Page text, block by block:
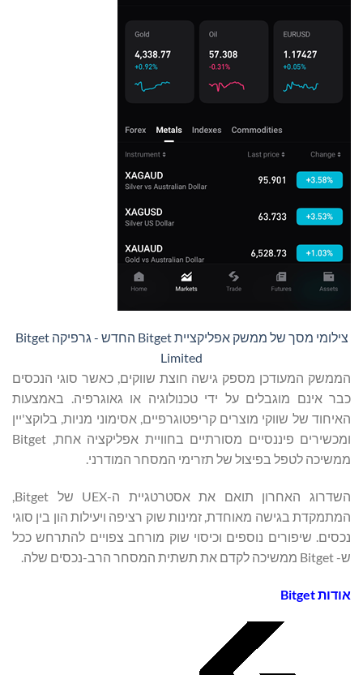
צילומי מסך של ממשק אפליקציית Bitget החדש - גרפיקה Bitget
Limited
הממשק המעודכן מספק גישה חוצת שווקים, כאשר סוגי הנכסים
כבר אינם מוגבלים על ידי טכנולוגיה או גאוגרפיה. באמצעות
האיחוד של שווקי מוצרים קריפטוגרפיים, אסימוני מניות, בלוקצ'יין
ומכשירים פיננסיים מסורתיים בחוויית אפליקציה אחת, Bitget
ממשיכה לטפל בפיצול של תזרימי המסחר המודרני.
השדרוג האחרון תואם את אסטרטגיית ה-UEX של Bitget,
המתמקדת בגישה מאוחדת, זמינות שוק רציפה ויעילות הון בין סוגי
נכסים. שיפורים נוספים וכיסוי שוק מורחב צפויים להתרחש ככל
ש- Bitget ממשיכה לקדם את תשתית המסחר הרב-נכסים שלה.
אודות Bitget